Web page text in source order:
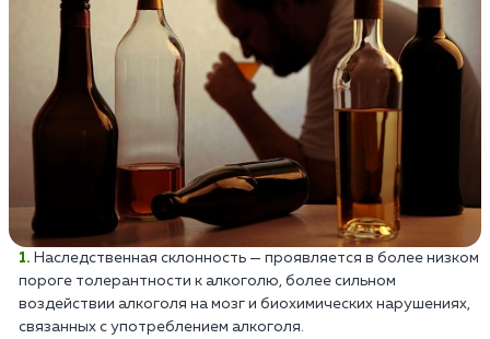
Наследственная склонность — проявляется в более низком
пороге толерантности к алкоголю, более сильном
воздействии алкоголя на мозг и биохимических нарушениях,
связанных с употреблением алкоголя.